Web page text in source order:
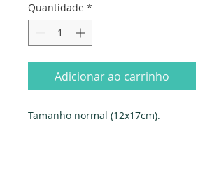
Quantidade *
Adicionar ao carrinho
Tamanho normal (12x17cm).